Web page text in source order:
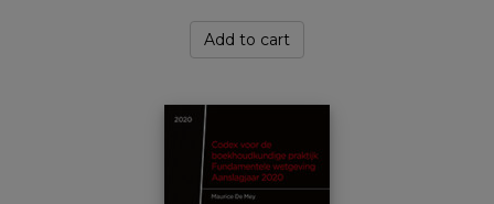
Add to cart